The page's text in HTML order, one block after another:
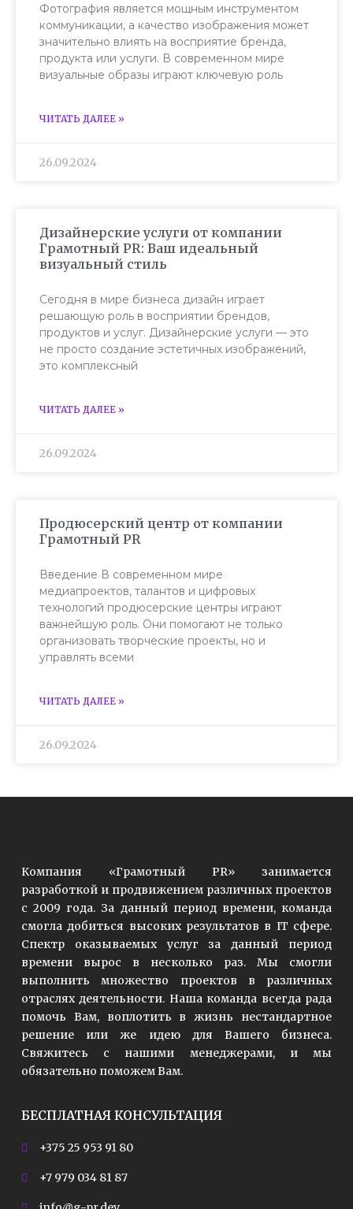
Фотография является мощным инструментом
коммуникации, а качество изображения может
значительно влиять на восприятие бренда,
продукта или услуги. В современном мире
визуальные образы играют ключевую роль
ЧИТАТЬ ДАЛЕЕ »
26.09.2024
Дизайнерские услуги от компании
Грамотный PR: Ваш идеальный
визуальный стиль
Сегодня в мире бизнеса дизайн играет
решающую роль в восприятии брендов,
продуктов и услуг. Дизайнерские услуги — это
не просто создание эстетичных изображений,
это комплексный
ЧИТАТЬ ДАЛЕЕ »
26.09.2024
Продюсерский центр от компании
Грамотный PR
Введение В современном мире
медиапроектов, талантов и цифровых
технологий продюсерские центры играют
важнейшую роль. Они помогают не только
организовать творческие проекты, но и
управлять всеми
ЧИТАТЬ ДАЛЕЕ »
26.09.2024
Компания «Грамотный PR» занимается
разработкой и продвижением различных проектов
с 2009 года. За данный период времени, команда
смогла добиться высоких результатов в IT сфере.
Спектр оказываемых услуг за данный период
времени вырос в несколько раз. Мы смогли
выполнить множество проектов в различных
отраслях деятельности. Наша команда всегда рада
помочь Вам, воплотить в жизнь нестандартное
решение или же идею для Вашего бизнеса.
Свяжитесь с нашими менеджерами, и мы
обязательно поможем Вам.
БЕСПЛАТНАЯ КОНСУЛЬТАЦИЯ
+375 25 953 91 80
+7 979 034 81 87